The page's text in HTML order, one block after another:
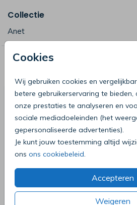
Cookies
Wij gebruiken cookies en
betere gebruikerservaring te bieden,
onze prestaties te analyseren en
sociale mediadoeleinden (het
gepersonaliseerde advertenties).
Je kunt jouw toestemming altijd
ons ons cookiebeleid
Accepteren
Weigeren
Collectie
Anet
Deze producten zijn
voor je